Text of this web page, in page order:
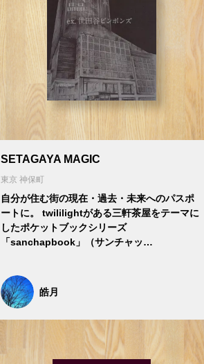
SETAGAYA MAGIC
東京 神保町
自分が住む街の現在・過去・未来へのパスポ
ートに。 twililightがある三軒茶屋をテーマに
したポケットブックシリーズ
「sanchapbook」（サンチャッ…
皓月